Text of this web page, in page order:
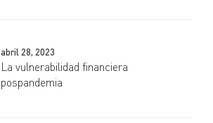
abril 28, 2023
La vulnerabilidad financiera
pospandemia